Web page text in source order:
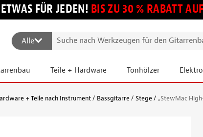
ETWAS FÜR JEDEN! BIS ZU 30 % RABATT
Alle
Teile + Hardware Tonhölzer
+ Teile nach Instrument Bassgitarre Stege „StewMac